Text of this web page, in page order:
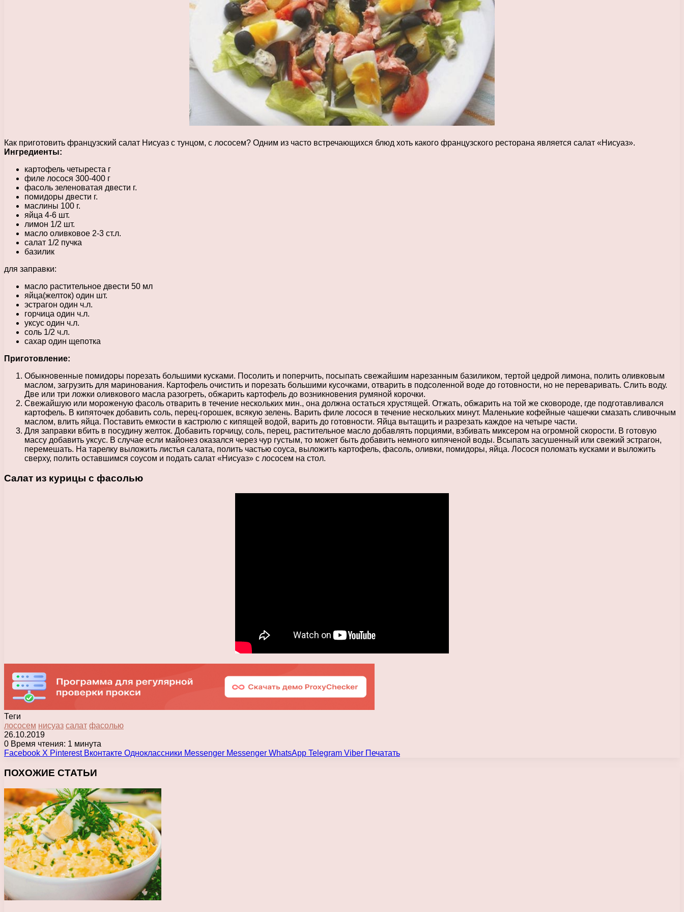
Как приготовить французский салат Нисуаз с тунцом, с лососем? Одним из часто встречающихся блюд хоть какого французского ресторана является салат «Нисуаз».
Ингредиенты:
картофель четыреста г
филе лосося 300-400 г
фасоль зеленоватая двести г.
помидоры двести г.
маслины 100 г.
яйца 4-6 шт.
лимон 1/2 шт.
масло оливковое 2-3 ст.л.
салат 1/2 пучка
базилик
для заправки:
масло растительное двести 50 мл
яйца(желток) один шт.
эстрагон один ч.л.
горчица один ч.л.
уксус один ч.л.
соль 1/2 ч.л.
сахар один щепотка
Приготовление:
Обыкновенные помидоры порезать большими кусками. Посолить и поперчить, посыпать свежайшим нарезанным базиликом, тертой цедрой лимона, полить оливковым
маслом, загрузить для маринования. Картофель очистить и порезать большими кусочками, отварить в подсоленной воде до готовности, но не переваривать. Слить воду.
Две или три ложки оливкового масла разогреть, обжарить картофель до возникновения румяной корочки.
Свежайшую или мороженую фасоль отварить в течение нескольких мин., она должна остаться хрустящей. Отжать, обжарить на той же сковороде, где подготавливался
картофель. В кипяточек добавить соль, перец-горошек, всякую зелень. Варить филе лосося в течение нескольких минут. Маленькие кофейные чашечки смазать сливочным
маслом, влить яйца. Поставить емкости в кастрюлю с кипящей водой, варить до готовности. Яйца вытащить и разрезать каждое на четыре части.
Для заправки вбить в посудину желток. Добавить горчицу, соль, перец, растительное масло добавлять порциями, взбивать миксером на огромной скорости. В готовую
массу добавить уксус. В случае если майонез оказался через чур густым, то может быть добавить немного кипяченой воды. Всыпать засушенный или свежий эстрагон,
перемешать. На тарелку выложить листья салата, полить частью соуса, выложить картофель, фасоль, оливки, помидоры, яйца. Лосося поломать кусками и выложить
сверху, полить оставшимся соусом и подать салат «Нисуаз» с лососем на стол.
Салат из курицы с фасолью
Теги
лососем нисуаз салат фасолью
26.10.2019
0 Время чтения: 1 минута
Facebook X Pinterest Вконтакте Одноклассники Messenger Messenger WhatsApp Telegram Viber Печатать
ПОХОЖИЕ СТАТЬИ